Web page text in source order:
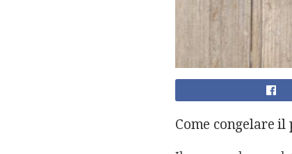
Come congelare il